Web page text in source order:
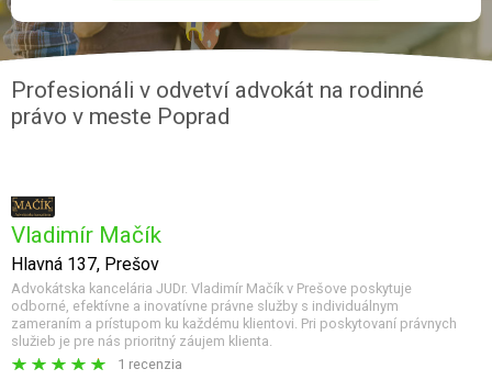
Profesionáli v odvetví advokát na rodinné
právo v meste Poprad
Vladimír Mačík
Hlavná 137, Prešov
Advokátska kancelária JUDr. Vladimír Mačík v Prešove poskytuje
odborné, efektívne a inovatívne právne služby s individuálnym
zameraním a prístupom ku každému klientovi. Pri poskytovaní právnych
služieb je pre nás prioritný záujem klienta.
1 recenzia